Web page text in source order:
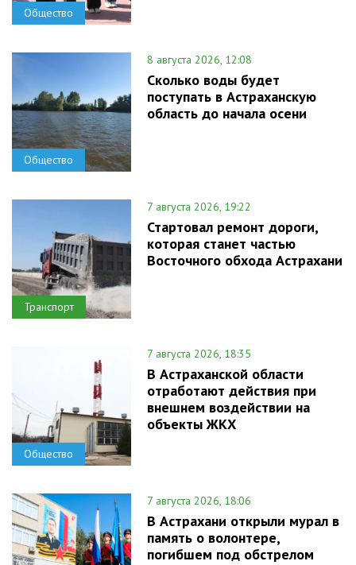
Общество
Общество
8 августа 2026, 12:08
Сколько воды будет
поступать в Астраханскую
область до начала осени
Транспорт
7 августа 2026, 19:22
Стартовал ремонт дороги,
которая станет частью
Восточного обхода Астрахани
Общество
7 августа 2026, 18:35
В Астраханской области
отработают действия при
внешнем воздействии на
объекты ЖКХ
7 августа 2026, 18:06
В Астрахани открыли мурал в
память о волонтере,
погибшем под обстрелом